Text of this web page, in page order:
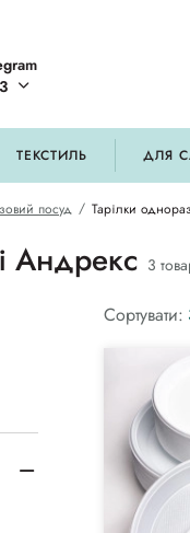
ТЕКСТИЛЬ ДЛЯ
посуд Тарілки
Андрекс 3
Сортувати: